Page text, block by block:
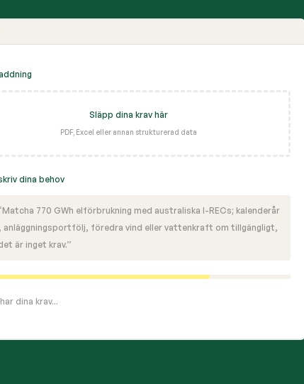
Släpp dina krav här
PDF, Excel eller annan strukturerad data
dina behov
770 GWh elförbrukning med australiska I-RECs; kalenderår
anläggningsportfölj, föredra vind eller vattenkraft om tillgängligt,
är inget krav.”
dina krav...